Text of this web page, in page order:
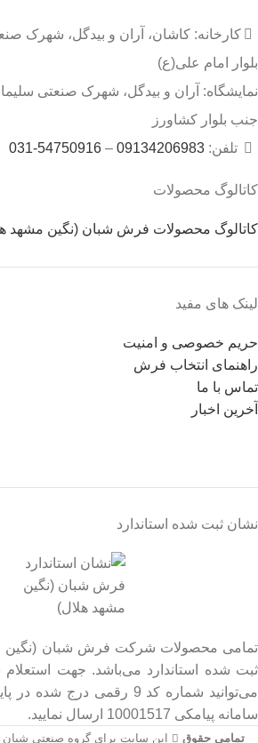
کارخانه: کاشان، آران و بیدگل، شهرک
بلوار امام علی(ع)
نمایشگاه: آران و بیدگل، شهرک صنعتی
جنب بلوار کشاورز
تلفن: 09134206983
–
54750916-031
کاتالوگ محصولات
کاتالوگ محصولات فرش شبان (نگین مشهد
لینک های مفید
حریم خصوصی و امنیت
راهنمای انتخاب فرش
تماس با ما
آخرین اخبار
نشان ثبت شده استاندارد
تمامی محصولات شرکت فرش شبان (نگین
ثبت شده استاندارد می‌باشد. جهت
می‌توانید شماره کد 9 رقمی درج
سامانه پیامکی 10001517 ارسال نمایید.
تمامی حقوق این سایت برای گروه صنعتی